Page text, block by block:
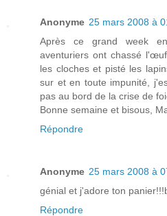
Anonyme 25 mars 2008 à
Après ce grand week
aventuriers ont chassé
les cloches et pisté les
sur et en toute impunité,
pas au bord de la crise de
Bonne semaine et bisous,
Répondre
Anonyme 25 mars 2008 à
génial et j'adore ton
Répondre